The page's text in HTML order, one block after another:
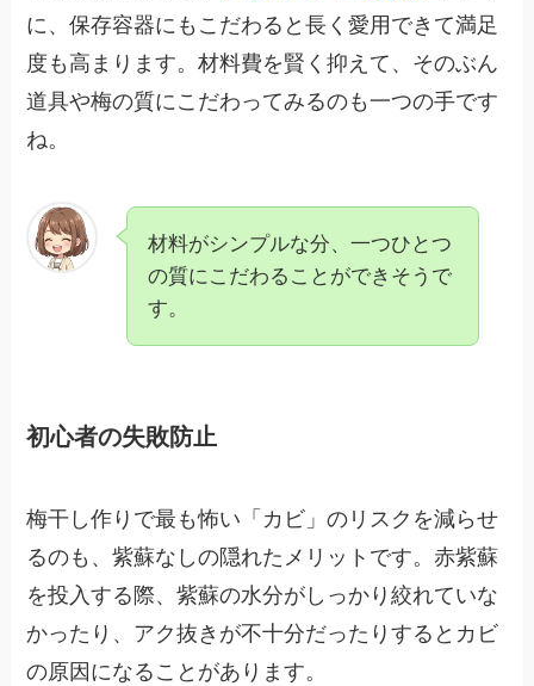
に、保存容器にもこだわると長く愛用できて満足
度も高まります。材料費を賢く抑えて、そのぶん
道具や梅の質にこだわってみるのも一つの手です
ね。
材料がシンプルな分、一つひとつ
の質にこだわることができそうで
す。
初心者の失敗防止
梅干し作りで最も怖い「カビ」のリスクを減らせ
るのも、紫蘇なしの隠れたメリットです。赤紫蘇
を投入する際、紫蘇の水分がしっかり絞れていな
かったり、アク抜きが不十分だったりするとカビ
の原因になることがあります。